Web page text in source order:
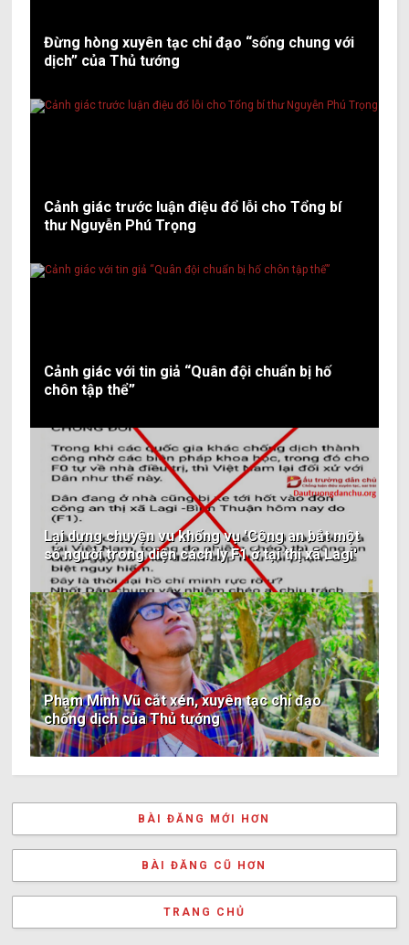
Đừng hòng xuyên tạc chỉ đạo “sống chung với
dịch” của Thủ tướng
Cảnh giác trước luận điệu đổ lỗi cho Tổng bí
thư Nguyễn Phú Trọng
Cảnh giác với tin giả “Quân đội chuẩn bị hố
chôn tập thể”
Lại dựng chuyện vu khống vụ 'Công an bắt một
số người trong diện cách ly F1 ở tại thị xã Lagi'
Phạm Minh Vũ cắt xén, xuyên tạc chỉ đạo
chống dịch của Thủ tướng
BÀI ĐĂNG MỚI HƠN
BÀI ĐĂNG CŨ HƠN
TRANG CHỦ